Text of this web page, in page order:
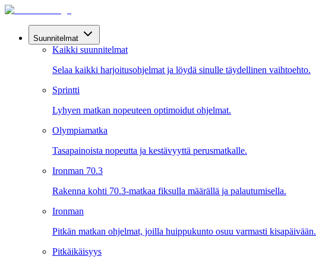
Suunnitelmat
Kaikki suunnitelmat
Selaa kaikki harjoitusohjelmat ja löydä sinulle täydellinen vaihtoehto.
Sprintti
Lyhyen matkan nopeuteen optimoidut ohjelmat.
Olympiamatka
Tasapainoista nopeutta ja kestävyyttä perusmatkalle.
Ironman 70.3
Rakenna kohti 70.3-matkaa fiksulla määrällä ja palautumisella.
Ironman
Pitkän matkan ohjelmat, joilla huippukunto osuu varmasti kisapäivään.
Pitkäikäisyys